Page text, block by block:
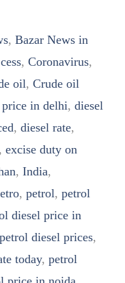
, Bazar News in
cess, Coronavirus,
oil, Crude oil
price in delhi, diesel
, diesel rate,
, excise duty on
, India,
, petrol, petrol
diesel price in
petrol diesel prices,
today, petrol